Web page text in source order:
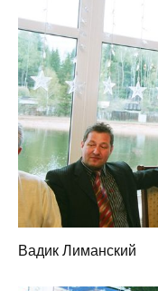
Вадик Лиманский